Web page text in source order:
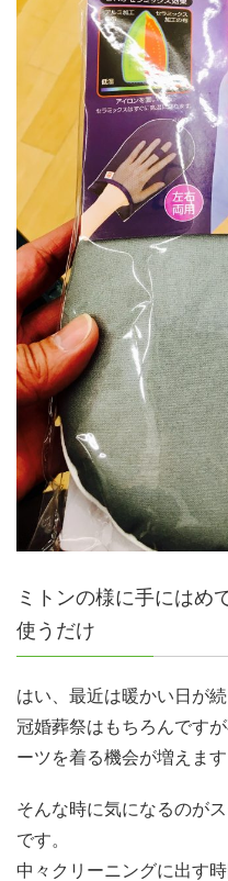
ミトンの様に手にはめ
使うだけ
はい、最近は暖かい日が
冠婚葬祭はもちろんです
ーツを着る機会が増えます
そんな時に気になるのが
です。
中々クリーニングに出す